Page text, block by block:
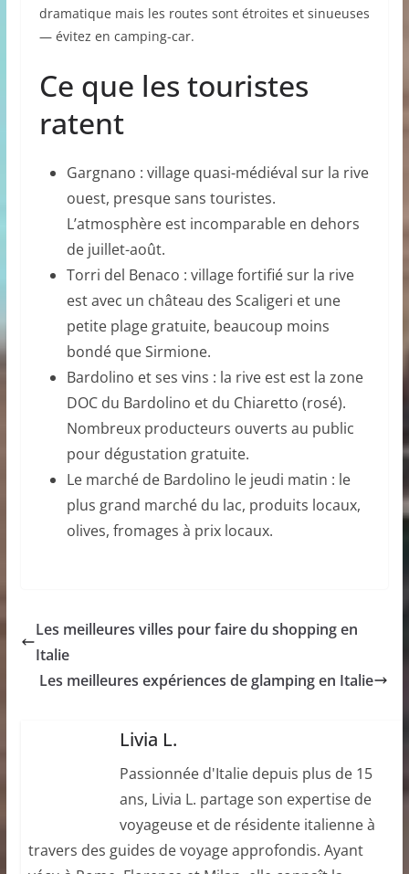
dramatique mais les routes sont étroites et sinueuses
— évitez en camping-car.
Ce que les touristes
ratent
Gargnano : village quasi-médiéval sur la rive
ouest, presque sans touristes.
L’atmosphère est incomparable en dehors
de juillet-août.
Torri del Benaco : village fortifié sur la rive
est avec un château des Scaligeri et une
petite plage gratuite, beaucoup moins
bondé que Sirmione.
Bardolino et ses vins : la rive est est la zone
DOC du Bardolino et du Chiaretto (rosé).
Nombreux producteurs ouverts au public
pour dégustation gratuite.
Le marché de Bardolino le jeudi matin : le
plus grand marché du lac, produits locaux,
olives, fromages à prix locaux.
Les meilleures villes pour faire du shopping en
Italie
Les meilleures expériences de glamping en Italie
Livia L.
Passionnée d'Italie depuis plus de 15
ans, Livia L. partage son expertise de
voyageuse et de résidente italienne à
travers des guides de voyage approfondis. Ayant